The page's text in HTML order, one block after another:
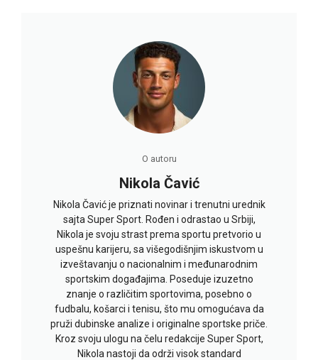
O autoru
Nikola Čavić
Nikola Čavić je priznati novinar i trenutni urednik
sajta Super Sport. Rođen i odrastao u Srbiji,
Nikola je svoju strast prema sportu pretvorio u
uspešnu karijeru, sa višegodišnjim iskustvom u
izveštavanju o nacionalnim i međunarodnim
sportskim događajima. Poseduje izuzetno
znanje o različitim sportovima, posebno o
fudbalu, košarci i tenisu, što mu omogućava da
pruži dubinske analize i originalne sportske priče.
Kroz svoju ulogu na čelu redakcije Super Sport,
Nikola nastoji da održi visok standard